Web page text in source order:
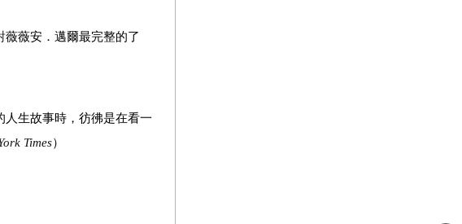
薇薇安．邁爾最完整的了
人生故事時，彷彿是在看一
Times）